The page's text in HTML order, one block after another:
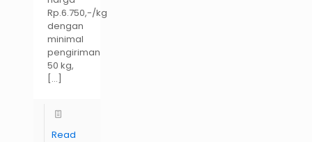
Rp.6.750,-/kg
dengan
minimal
pengiriman
50 kg,
[…]
Read